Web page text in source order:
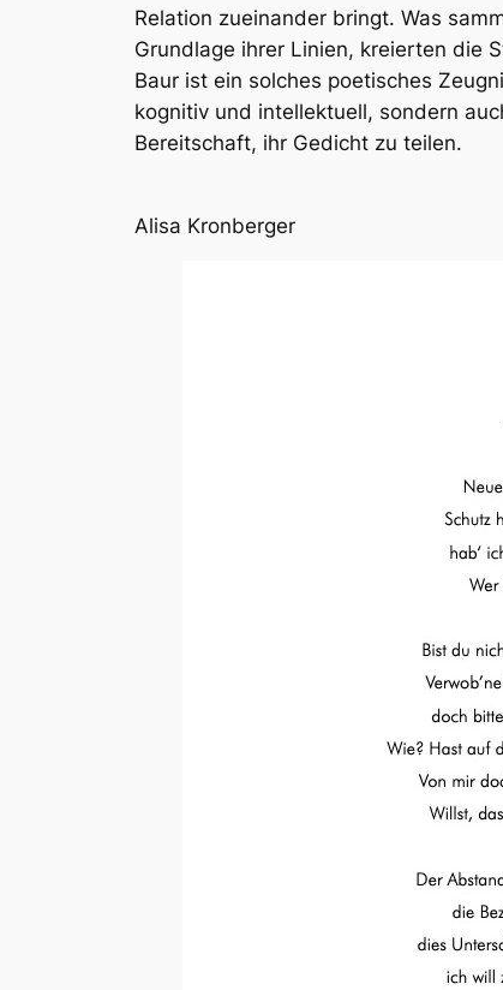
Relation zueinander bringt. Was
Grundlage ihrer Linien, kreierten die
Baur ist ein solches poetisches
kognitiv und intellektuell, sondern
Bereitschaft, ihr Gedicht zu teilen.
Alisa Kronberger